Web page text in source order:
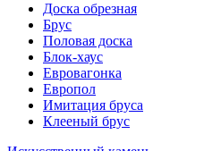
Доска обрезная
Брус
Половая доска
Блок-хаус
Евровагонка
Европол
Имитация бруса
Клееный брус